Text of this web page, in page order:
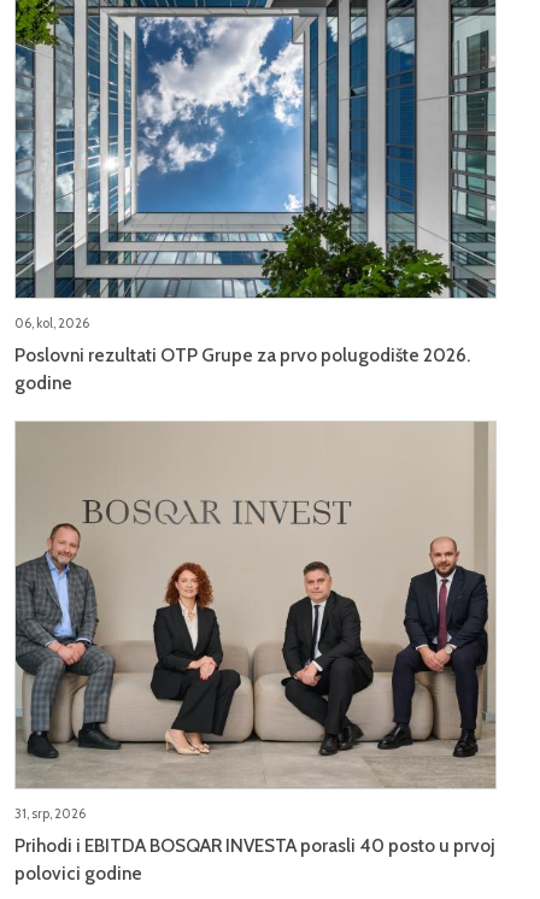
06, kol, 2026
Poslovni rezultati OTP Grupe za prvo polugodište 2026.
godine
31, srp, 2026
Prihodi i EBITDA BOSQAR INVESTA porasli 40 posto u prvoj
polovici godine